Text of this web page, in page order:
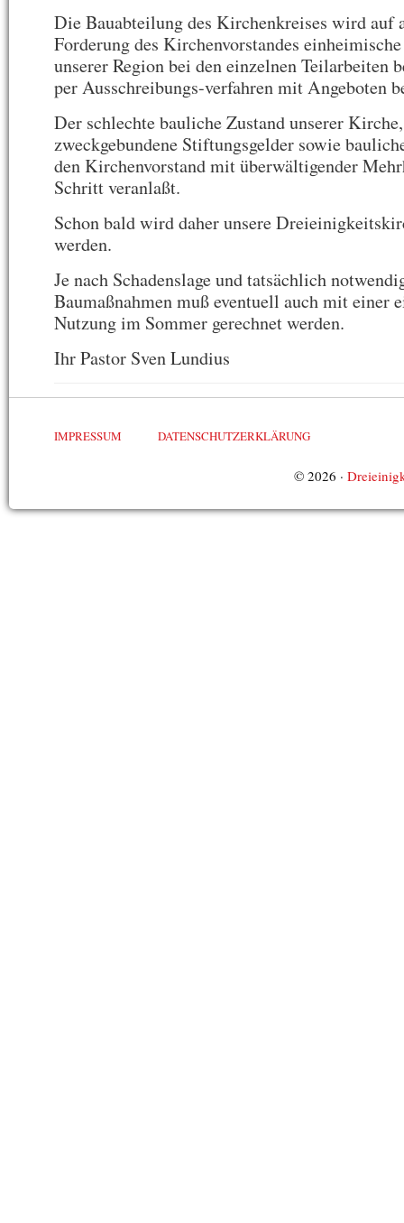
Die Bauabteilung des Kirchenkreises wird auf
Forderung des Kirchenvorstandes
unserer Region bei den einzelnen Teilarbeiten
per Ausschreibungs-verfahren mit Angeboten
Der schlechte bauliche Zustand unserer
zweckgebundene Stiftungsgelder sowie
den Kirchenvorstand mit überwältigender
Schritt veranlaßt.
Schon bald wird daher unsere
werden.
Je nach Schadenslage und tatsächlich
Baumaßnahmen muß eventuell auch mit einer
Nutzung im Sommer gerechnet werden.
Ihr Pastor Sven Lundius
IMPRESSUM DATENSCHUTZERKLÄRUNG
© 2026 ·